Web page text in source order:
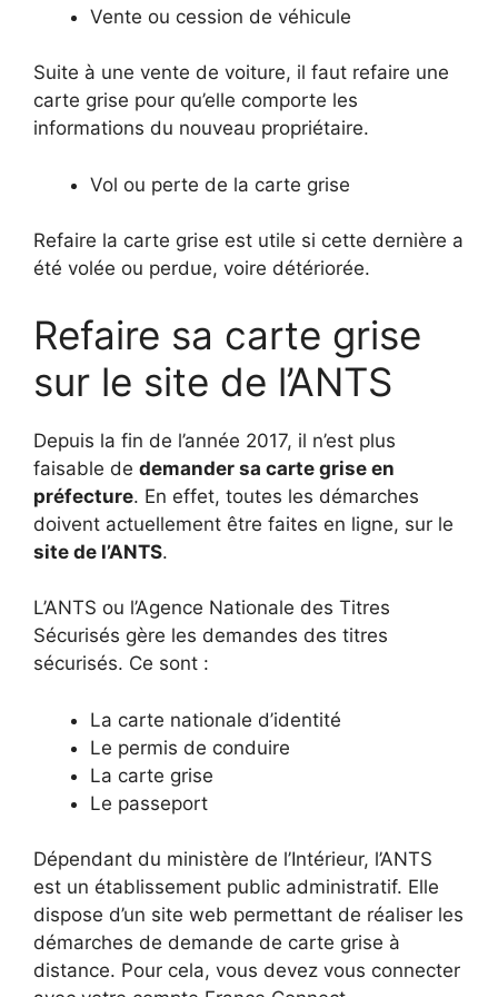
Vente ou cession de véhicule
Suite à une vente de voiture, il faut refaire une
carte grise pour qu’elle comporte les
informations du nouveau propriétaire.
Vol ou perte de la carte grise
Refaire la carte grise est utile si cette dernière a
été volée ou perdue, voire détériorée.
Refaire sa carte grise
sur le site de l’ANTS
Depuis la fin de l’année 2017, il n’est plus
faisable de demander sa carte grise en
préfecture. En effet, toutes les démarches
doivent actuellement être faites en ligne, sur le
site de l’ANTS.
L’ANTS ou l’Agence Nationale des Titres
Sécurisés gère les demandes des titres
sécurisés. Ce sont :
La carte nationale d’identité
Le permis de conduire
La carte grise
Le passeport
Dépendant du ministère de l’Intérieur, l’ANTS
est un établissement public administratif. Elle
dispose d’un site web permettant de réaliser les
démarches de demande de carte grise à
distance. Pour cela, vous devez vous connecter